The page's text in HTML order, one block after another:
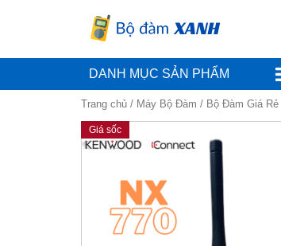
DANH MỤC SẢN PHẨM
Trang chủ / Máy Bộ Đàm / Bộ Đàm Giá Rẻ
Giá sốc